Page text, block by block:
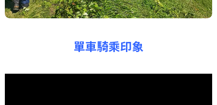
單車騎乘印象